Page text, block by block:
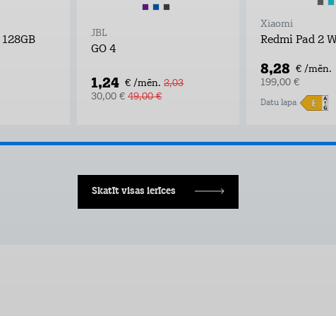
JBL
GO 4
1,24 € /mēn. 2,03
30,00 €49,00 €
Xiaomi
Redmi Pad 2
8,28 € /mēn.
199,00 €
Datu lapa
Skatīt visas ierīces